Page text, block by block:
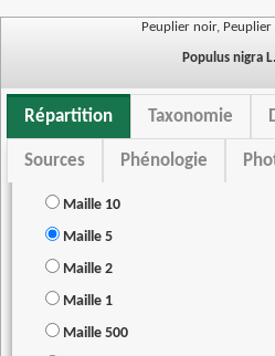
Peuplier noir,
Populus nigra
Répartition Taxonomie
Sources Phénologie
Maille 10
Maille 5
Maille 2
Maille 1
Maille 500